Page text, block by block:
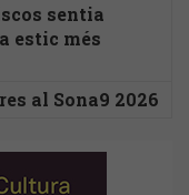
sentia
estic més
al Sona9 2026